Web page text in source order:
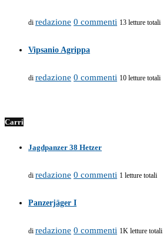
di redazione 0 commenti 13 letture totali
Vipsanio Agrippa
di redazione 0 commenti 10 letture totali
Carri
Jagdpanzer 38 Hetzer
di redazione 0 commenti 1 letture totali
Panzerjäger I
di redazione 0 commenti 1K letture totali